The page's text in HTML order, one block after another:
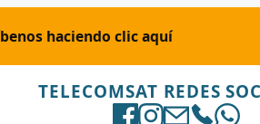
haciendo clic aquí
TELECOMSAT REDES